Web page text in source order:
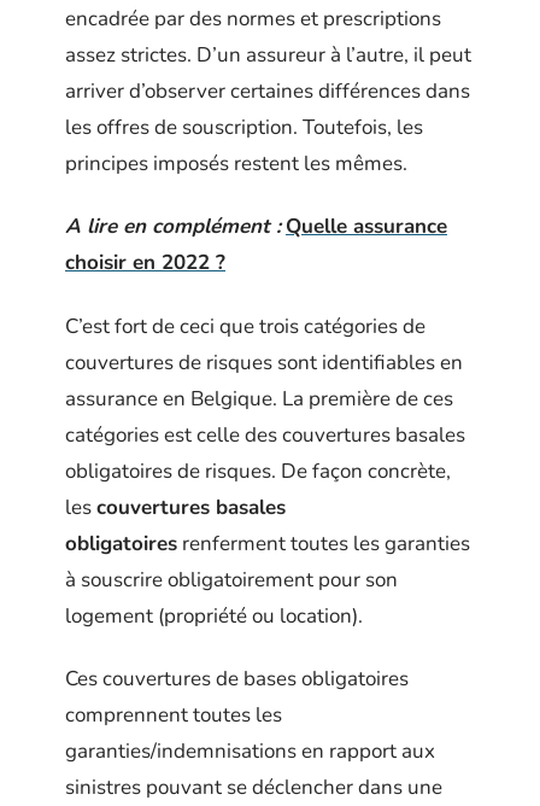
encadrée par des normes et prescriptions
assez strictes. D’un assureur à l’autre, il peut
arriver d’observer certaines différences dans
les offres de souscription. Toutefois, les
principes imposés restent les mêmes.
A lire en complément : Quelle assurance
choisir en 2022 ?
C’est fort de ceci que trois catégories de
couvertures de risques sont identifiables en
assurance en Belgique. La première de ces
catégories est celle des couvertures basales
obligatoires de risques. De façon concrète,
lescouvertures basales
obligatoires renferment toutes les garanties
à souscrire obligatoirement pour son
logement (propriété ou location).
Ces couvertures de bases obligatoires
comprennent toutes les
garanties/indemnisations en rapport aux
sinistres pouvant se déclencher dans une